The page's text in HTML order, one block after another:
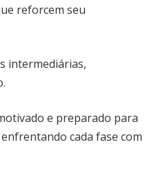
reforcem seu
intermediárias,
e preparado para
enfrentando cada fase com